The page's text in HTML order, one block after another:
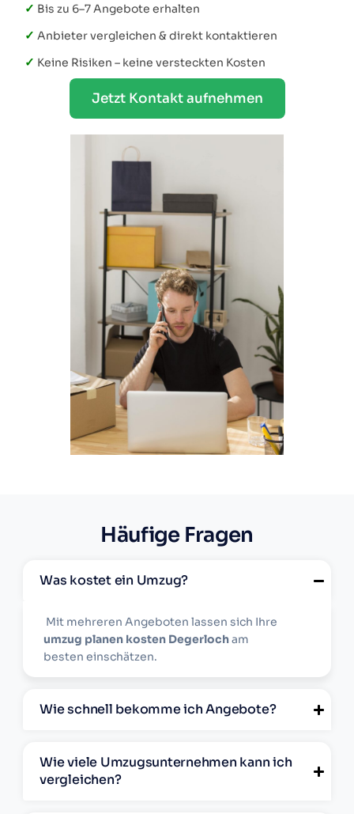
✓ Bis zu 6–7 Angebote erhalten
✓Anbieter vergleichen & direkt kontaktieren
✓ Keine Risiken – keine versteckten Kosten
Jetzt Kontakt aufnehmen
Häufige Fragen
Was kostet ein Umzug?
Mit mehreren Angeboten lassen sich Ihre
umzug planen kosten Degerlocham
besten einschätzen.
Wie schnell bekomme ich Angebote?
Wie viele Umzugsunternehmen kann ich
vergleichen?